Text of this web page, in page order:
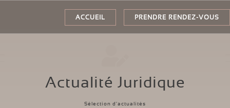
ACCUEIL PRENDRE RENDEZ-VOUS
Actualité Juridique
Sélection d'actualités